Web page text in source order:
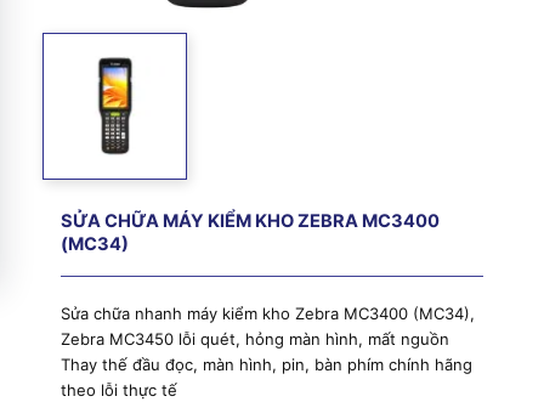
SỬA CHỮA MÁY KIỂM KHO ZEBRA MC3400
(MC34)
Sửa chữa nhanh máy kiểm kho Zebra MC3400 (MC34),
Zebra MC3450 lỗi quét, hỏng màn hình, mất nguồn
Thay thế đầu đọc, màn hình, pin, bàn phím chính hãng
theo lỗi thực tế